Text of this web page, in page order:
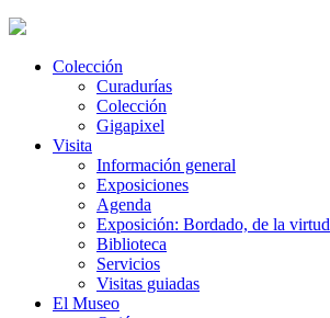
Colección
Curadurías
Colección
Gigapixel
Visita
Información general
Exposiciones
Agenda
Exposición: Bordado, de la virtud
Biblioteca
Servicios
Visitas guiadas
El Museo